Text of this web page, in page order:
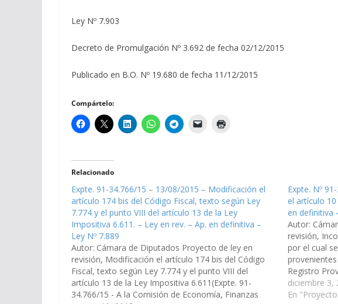
Ley Nº 7.903
Decreto de Promulgación Nº 3.692 de fecha 02/12/2015
Publicado en B.O. Nº 19.680 de fecha 11/12/2015
Compártelo:
Relacionado
Expte. 91-34.766/15 – 13/08/2015 – Modificación el
artículo 174 bis del Código Fiscal, texto según Ley
7.774 y el punto VIII del artículo 13 de la Ley
Impositiva 6.611. – Ley en rev. – Ap. en definitiva –
Ley Nº 7.889
Autor: Cámara de Diputados Proyecto de ley en
revisión, Modificación el artículo 174 bis del Código
Fiscal, texto según Ley 7.774 y el punto VIII del
artículo 13 de la Ley Impositiva 6.611(Expte. 91-
34.766/15 - A la Comisión de Economía, Finanzas
Expte. Nº
el artículo
en definitiva
Autor:
revisión,
por el cual
Registro
que se
diciembre 3,
En